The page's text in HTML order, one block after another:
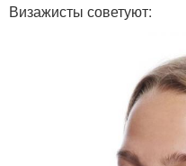
макияж прическа
Макияж в стиле
Визажисты советуют: